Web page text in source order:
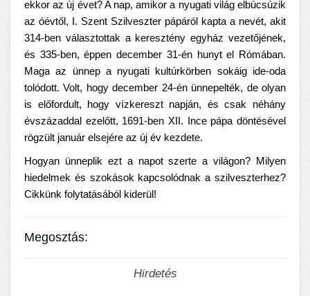
ekkor az új évet? A nap, amikor a nyugati világ elbúcsúzik
az óévtől, I. Szent Szilveszter pápáról kapta a nevét, akit
314-ben választottak a keresztény egyház vezetőjének,
és 335-ben, éppen december 31-én hunyt el Rómában.
Maga az ünnep a nyugati kultúrkörben sokáig ide-oda
tolódott. Volt, hogy december 24-én ünnepelték, de olyan
is előfordult, hogy vízkereszt napján, és csak néhány
évszázaddal ezelőtt, 1691-ben XII. Ince pápa döntésével
rögzült január elsejére az új év kezdete.
Hogyan ünneplik ezt a napot szerte a világon? Milyen
hiedelmek és szokások kapcsolódnak a szilveszterhez?
Cikkünk folytatásából kiderül!
Megosztás:
Hirdetés